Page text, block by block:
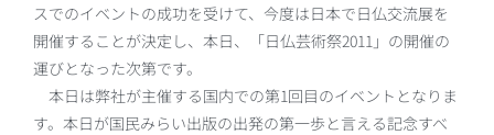
スでのイベントの成功を受けて、今度は日本で日仏交流展を
開催することが決定し、本日、「日仏芸術祭2011」の開催の
運びとなった次第です。
本日は弊社が主催する国内での第1回目のイベントとなりま
す。本日が国民みらい出版の出発の第一歩と言える記念すべ